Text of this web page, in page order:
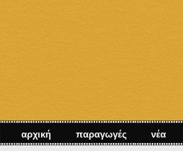
αρχική παραγωγές νέα